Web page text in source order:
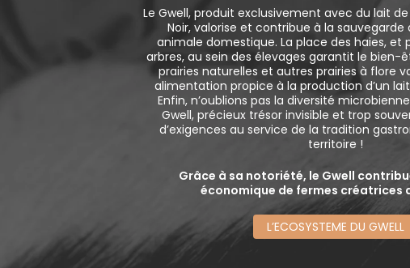
Le Gwell, produit exclusivement avec du lait
Noir, valorise et contribue à la sauvegarde
animale domestique. La place des haies, et
arbres, au sein des élevages garantit le bien-
prairies naturelles et autres prairies à flore
alimentation propice à la production d’un
Enfin, n’oublions pas la diversité
Gwell, précieux trésor invisible et trop
d’exigences au service de la tradition
territoire !
Grâce à sa notoriété, le Gwell
économique de fermes créatrices
L’ECOSYSTEME DU GWELL